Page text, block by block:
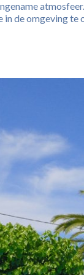
de omgeving te